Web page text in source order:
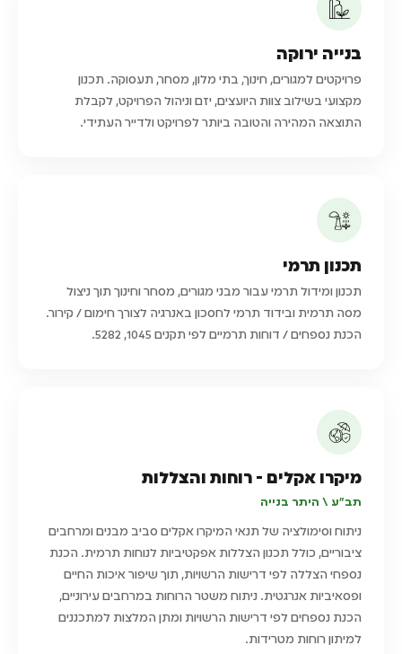
בנייה ירוקה
פרויקטים למגורים, חינוך, בתי מלון, מסחר, תעסוקה. תכנון
מקצועי בשילוב צוות היועצים, יזם וניהול הפרויקט, לקבלת
התוצאה המהירה והטובה ביותר לפרויקט ולדייר העתידי.
תכנון תרמי
תכנון ומידול תרמי עבור מבני מגורים, מסחר וחינוך תוך ניצול
מסה תרמית ובידוד תרמי לחסכון באנרגיה לצורך חימום / קירור.
הכנת נספחים / דוחות תרמיים לפי תקנים 1045, 5282.
מיקרו אקלים - רוחות והצללות
תב"ע \ היתר בנייה
ניתוח וסימולציה של תנאי המיקרו אקלים סביב מבנים ומרחבים
ציבוריים, כולל תכנון הצללות אפקטיביות לנוחות תרמית. הכנת
נספחי הצללה לפי דרישות הרשויות, תוך שיפור איכות החיים
ופסאיביות אנרגטית. ניתוח משטר הרוחות במרחבים עירוניים,
הכנת נספחים לפי דרישות הרשויות ומתן המלצות למתכננים
למיתון רוחות מטרידות.